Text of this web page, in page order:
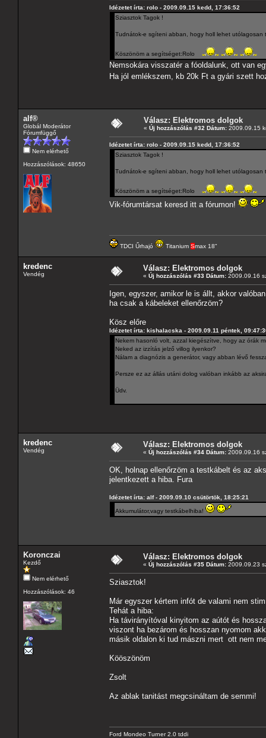
Idézetet írta: rolo - 2009.09.15 kedd, 17:36:52
Sziasztok Tagok !
Tudnátok-e sgíteni abban, hogy holl lehet utólagosan
Köszönöm a segítséget:Rolo
Nemsokára visszatér a fóoldalunk, ott van
Ha jól emlékszem, kb 20k Ft a gyári szett
alf®
Globál Moderátor
Fórumfüggő
Nem elérhető
Hozzászólások: 48650
Válasz: Elektromos dolgok
« Új hozzászólás #32 Dátum: 2009.09.15
Idézetet írta: rolo - 2009.09.15 kedd, 17:36:52
Sziasztok Tagok !
Tudnátok-e sgíteni abban, hogy holl lehet utólagosan
Köszönöm a segítséget:Rolo
Vik-fórumtársat keresd itt a fórumon!
TDCI Űrhajó Titanium Smax 18"
kredenc
Vendég
Válasz: Elektromos dolgok
« Új hozzászólás #33 Dátum: 2009.09.16
Igen, egyszer, amikor le is állt, akkor
ha csak a kábeleket ellenőrzöm?
Kösz előre
Idézetet írta: kishalacska - 2009.09.11 péntek,
Nekem hasonló volt, azzal kiegészítve, hogy az órák
Neked az izzítás jelző villog ilyenkor?
Nálam a diagnózis a generátor, vagy abban lévő
Persze ez az állás utáni dolog valóban inkább az
Üdv.
kredenc
Vendég
Válasz: Elektromos dolgok
« Új hozzászólás #34 Dátum: 2009.09.16
OK, holnap ellenőrzöm a testkábelt és az
jelentkezett a hiba. Fura
Idézetet írta: alf - 2009.09.10 csütörtök, 18:25:21
Akkumulátor,vagy testkábelhiba!
Koronczai
Kezdő
Nem elérhető
Hozzászólások: 46
Válasz: Elektromos dolgok
« Új hozzászólás #35 Dátum: 2009.09.23
Sziasztok!
Már egyszer kértem infót de valami nem
Tehát a hiba:
Ha távirányítóval kinyitom az aútót és
viszont ha bezárom és hosszan nyomom
másik oldalon ki tud mászni mert ott nem
Kööszönöm
Zsolt
Az ablak tanitást megcsináltam de semmi!
Ford Mondeo Turner 2.0 tddi